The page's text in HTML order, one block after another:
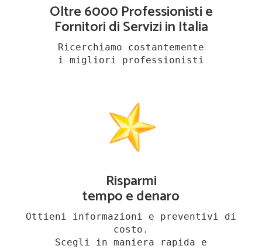
Oltre 6000 Professionisti e
Fornitori di Servizi in Italia
Ricerchiamo costantemente
i migliori professionisti
Risparmi
tempo e denaro
Ottieni informazioni e preventivi di
costo.
Scegli in maniera rapida e